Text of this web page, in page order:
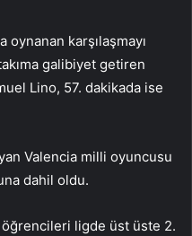
oynanan karşılaşmayı
galibiyet getiren
Lino, 57. dakikada ise
Valencia milli oyuncusu
dahil oldu.
ligde üst üste 2.